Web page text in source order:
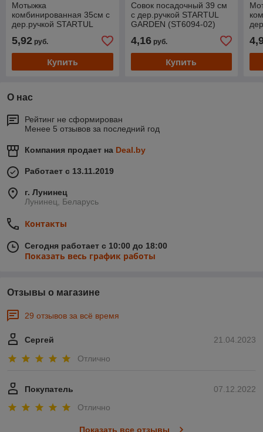
Мотыжка
комбинированная 35см с
дер.ручкой STARTUL
5,92 руб.
Купить
Совок посадочный 39 см
с дер.ручкой STARTUL
GARDEN (ST6094-02)
4,16руб.
Купить
О нас
Рейтинг не сформирован
Менее 5 отзывов за последний год
Компания продает на Deal.by
Работает с 13.11.2019
г. Лунинец
Лунинец, Беларусь
Контакты
Сегодня работает с 10:00 до 18:00
Показать весь график работы
Отзывы о магазине
29 отзывов за всё время
21.04.2023
Сергей
Отлично
07.12.2022
Покупатель
Отлично
Показать все отзывы